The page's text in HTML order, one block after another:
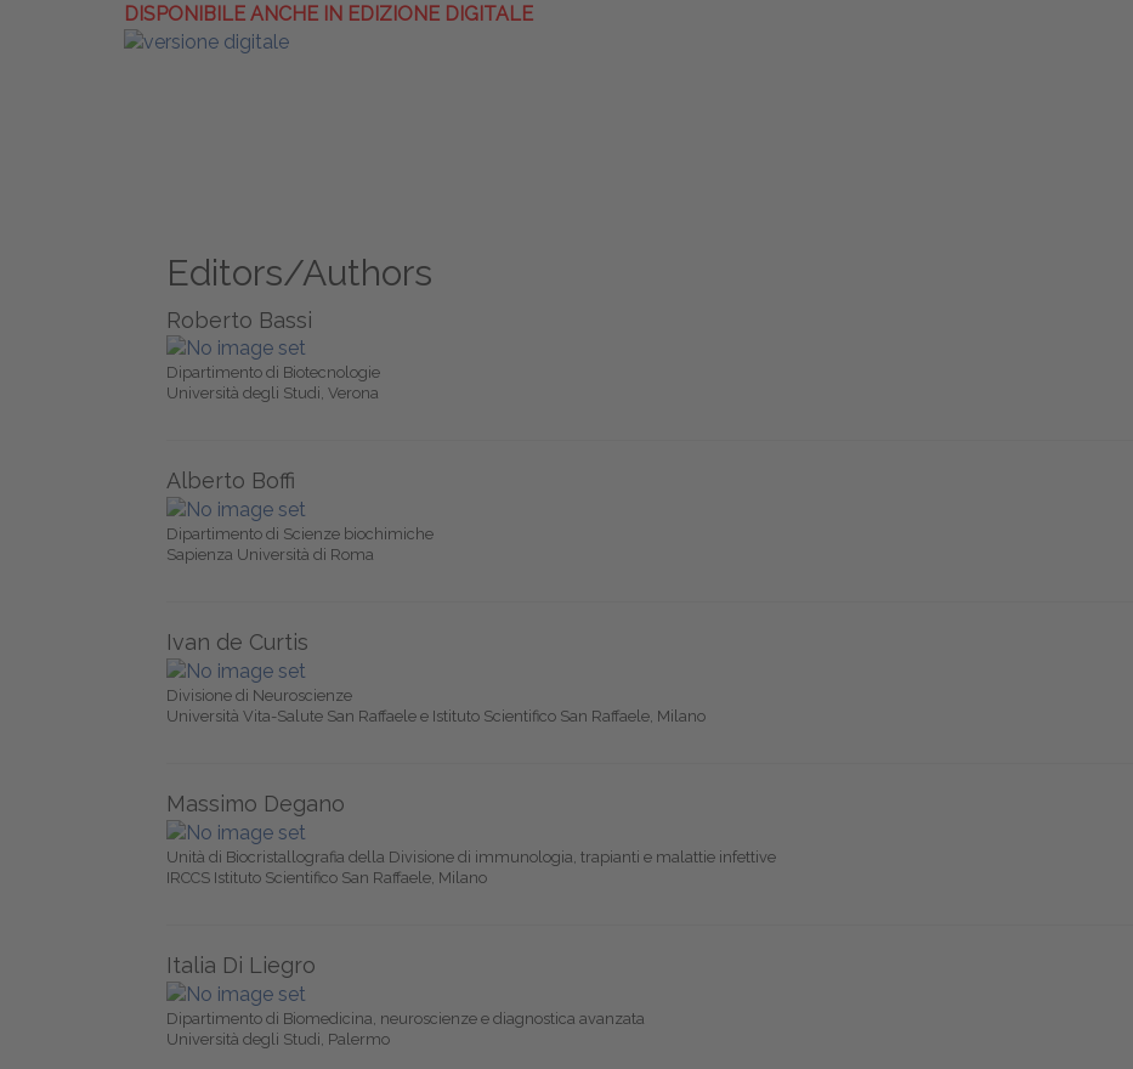
DISPONIBILE ANCHE IN EDIZIONE DIGITALE
Editors/Authors
Roberto Bassi
Dipartimento di Biotecnologie
Università degli Studi, Verona
Alberto Boffi
Dipartimento di Scienze biochimiche
Sapienza Università di Roma
Ivan de Curtis
Divisione di Neuroscienze
Università Vita-Salute San Raffaele e Istituto Scientifico San Raffaele, Milano
Massimo Degano
Unità di Biocristallografia della Divisione di immunologia, trapianti e malattie infettive
IRCCS Istituto Scientifico San Raffaele, Milano
Italia Di Liegro
Dipartimento di Biomedicina, neuroscienze e diagnostica avanzata
Università degli Studi, Palermo